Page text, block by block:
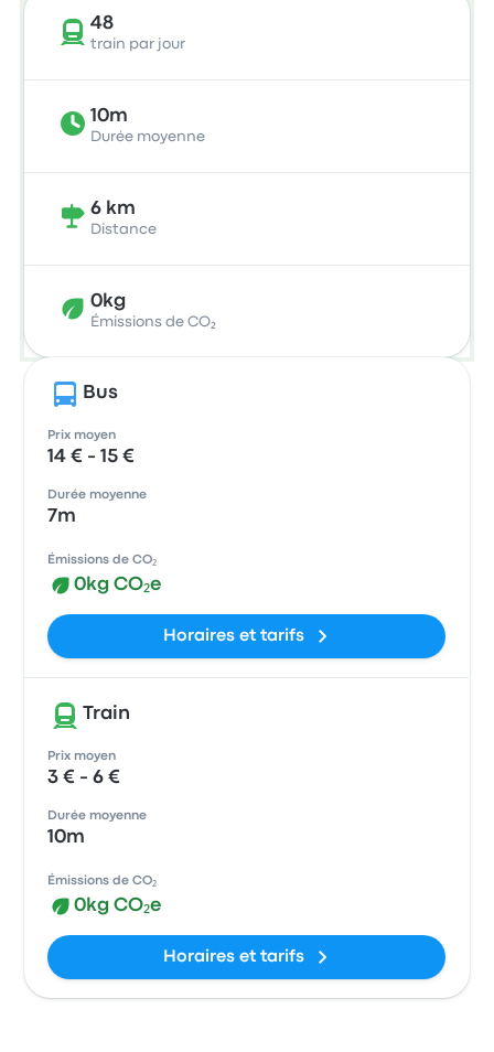
48
train par jour
10m
Durée moyenne
6 km
Distance
0kg
Émissions de CO₂
Bus
Prix moyen
14 € - 15 €
Durée moyenne
7m
Émissions de CO₂
0kg CO₂e
Horaires et tarifs
Train
Prix moyen
3 € - 6 €
Durée moyenne
10m
Émissions de CO₂
0kg CO₂e
Horaires et tarifs